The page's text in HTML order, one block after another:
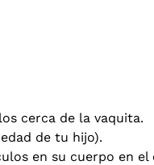
cerca de la vaquita.
de tu hijo).
en su cuerpo en